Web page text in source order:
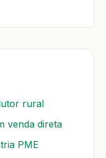
rural
venda direta
PME